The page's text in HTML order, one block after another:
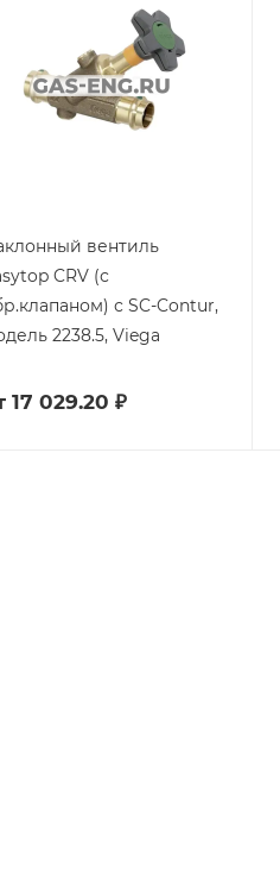
вентиль
CRV (с
с SC-Contur,
2238.5, Viega
17 029.20 ₽